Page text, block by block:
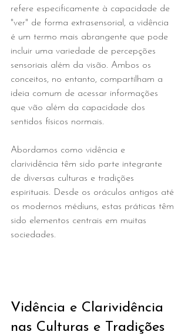
refere especificamente à capacidade de
"ver" de forma extrasensorial, a vidência
é um termo mais abrangente que pode
incluir uma variedade de percepções
sensoriais além da visão. Ambos os
conceitos, no entanto, compartilham a
ideia comum de acessar informações
que vão além da capacidade dos
sentidos físicos normais.
Abordamos como vidência e
clarividência têm sido parte integrante
de diversas culturas e tradições
espirituais. Desde os oráculos antigos até
os modernos médiuns, estas práticas têm
sido elementos centrais em muitas
sociedades.
Vidência e Clarividência
nas Culturas e Tradições